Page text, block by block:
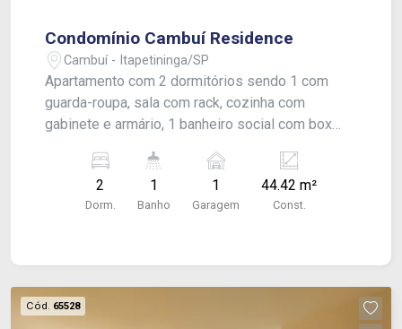
Condomínio Cambuí Residence
Cambuí - Itapetininga/SP
Apartamento com 2 dormitórios sendo 1 com
guarda-roupa, sala com rack, cozinha com
gabinete e armário, 1 banheiro social com box
para 1 carro. Com armários modulados em 1
dormitórios e na cozinha. Acabamento: laje com
gesso e piso frio.
2
Dorm.
1
Banho
1
Garagem
44.42 m²
Const.
Cód. 65528